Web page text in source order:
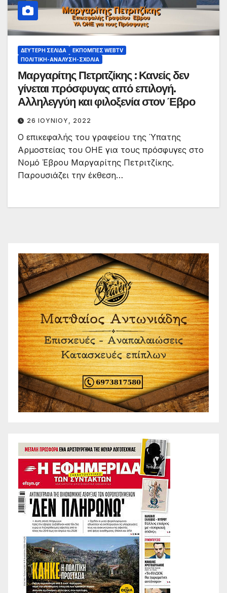
ΔΕΎΤΕΡΗ ΣΕΛΊΔΑ
ΕΚΠΟΜΠΈΣ WEBTV
ΠΟΛΙΤΙΚΉ-ΑΝΆΛΥΣΗ-ΣΧΌΛΙΑ
Μαργαρίτης Πετριτζίκης : Κανείς δεν
γίνεται πρόσφυγας από επιλογή.
Αλληλεγγύη και φιλοξενία στον Έβρο
26 ΙΟΥΝΊΟΥ, 2022
Ο επικεφαλής του γραφείου της Ύπατης
Αρμοστείας του ΟΗΕ για τους πρόσφυγες στο
Νομό Έβρου Μαργαρίτης Πετριτζίκης.
Παρουσιάζει την έκθεση…